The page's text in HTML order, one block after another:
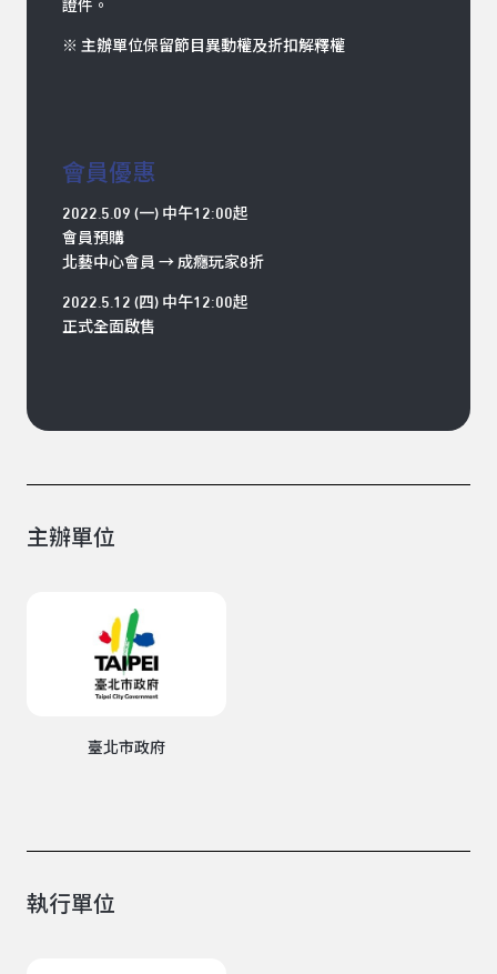
證件。
※ 主辦單位保留節目異動權及折扣解釋權
會員優惠
2022.5.09 (一) 中午12:00起
會員預購
北藝中心會員 → 成癮玩家8折
2022.5.12 (四) 中午12:00起
正式全面啟售
主辦單位
臺北市政府
執行單位